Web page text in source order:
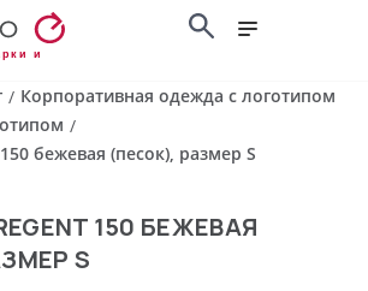
и
/ Корпоративная одежда с логотипом
/
бежевая (песок), размер S
150 БЕЖЕВАЯ
S